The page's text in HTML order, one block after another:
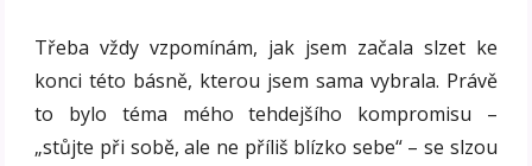
Třeba vždy vzpomínám, jak jsem začala slzet ke
konci této básně, kterou jsem sama vybrala. Právě
to bylo téma mého tehdejšího kompromisu –
„stůjte při sobě, ale ne příliš blízko sebe“ – se slzou